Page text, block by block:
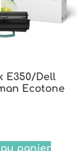
E350/Dell
Ecotone
panier